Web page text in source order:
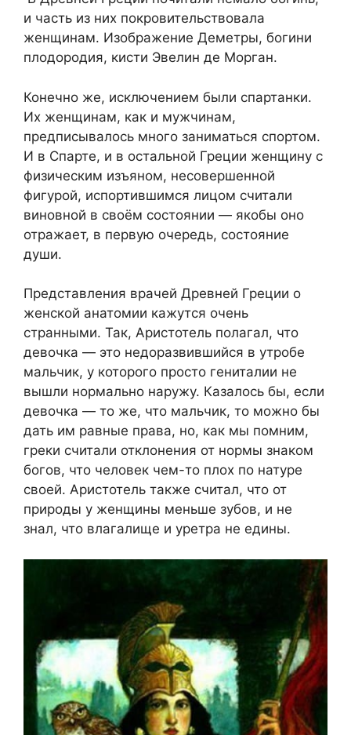
и часть из них покровительствовала
женщинам. Изображение Деметры, богини
плодородия, кисти Эвелин де Морган.
Конечно же, исключением были спартанки.
Их женщинам, как и мужчинам,
предписывалось много заниматься спортом.
И в Спарте, и в остальной Греции женщину с
физическим изъяном, несовершенной
фигурой, испортившимся лицом считали
виновной в своём состоянии — якобы оно
отражает, в первую очередь, состояние
души.
Представления врачей Древней Греции о
женской анатомии кажутся очень
странными. Так, Аристотель полагал, что
девочка — это недоразвившийся в утробе
мальчик, у которого просто гениталии не
вышли нормально наружу. Казалось бы, если
девочка — то же, что мальчик, то можно бы
дать им равные права, но, как мы помним,
греки считали отклонения от нормы знаком
богов, что человек чем-то плох по натуре
своей. Аристотель также считал, что от
природы у женщины меньше зубов, и не
знал, что влагалище и уретра не едины.